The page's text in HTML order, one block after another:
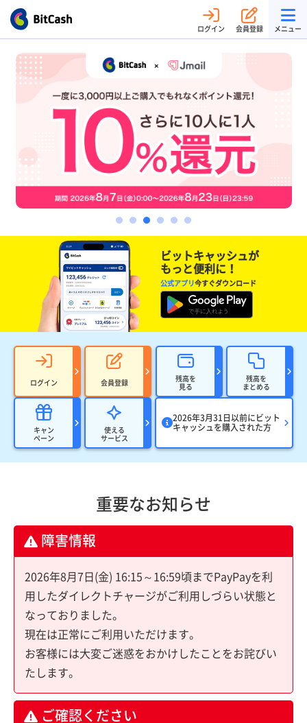
ログイン 会員登録 メニュー
ビットキャッシュが
もっと便利に！
公式アプリ今すぐダウンロード
ログイン 会員登録
残高を
見る
残高を
まとめる
キャン
ペーン
使える
サービス
2026年3月31日以前にビット
キャッシュを購入された方
重要なお知らせ
障害情報
2026年8月7日(金) 16:15～16:59頃までPayPayを利
用したダイレクトチャージがご利用しづらい状態と
なっておりました。
現在は正常にご利用いただけます。
お客様には大変ご迷惑をおかけしたことをお詫びい
たします。
ご確認ください